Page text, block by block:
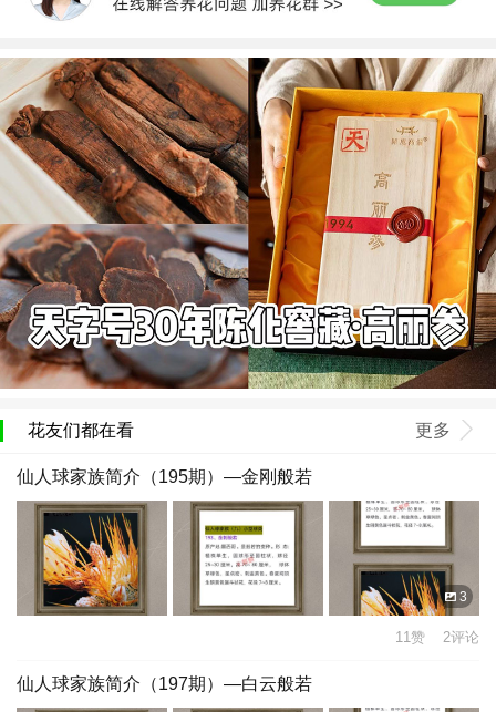
花友们都在看 更多
仙人球家族简介（195期）—金刚般若
3
11赞 2评论
仙人球家族简介（197期）—白云般若